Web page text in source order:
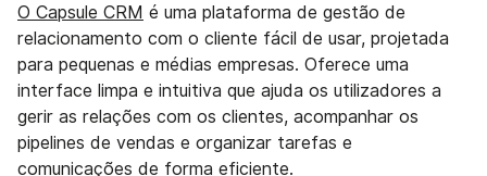
O Capsule CRM é uma plataforma de gestão de
relacionamento com o cliente fácil de usar, projetada
para pequenas e médias empresas. Oferece uma
interface limpa e intuitiva que ajuda os utilizadores a
gerir as relações com os clientes, acompanhar os
pipelines de vendas e organizar tarefas e
comunicações de forma eficiente.